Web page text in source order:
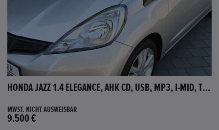
HONDA JAZZ 1.4 ELEGANCE, AHK CD, USB, MP3, I-MID, TEMPOMAT, AUX-IN
MWST. NICHT AUSWEISBAR
9.500 €